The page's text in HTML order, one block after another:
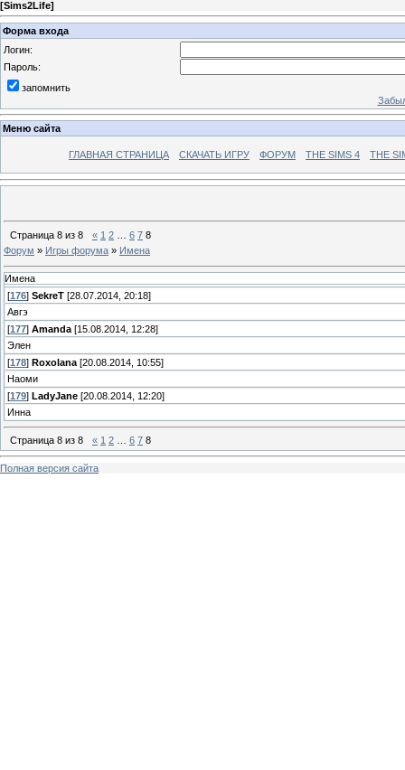
[Sims2Life]
Форма входа
Логин:
Пароль:
запомнить
Меню сайта
ГЛАВНАЯ СТРАНИЦА СКАЧАТЬ ИГРУ ФОРУМ THE SIMS 4 THE
Страница 8 из 8 « 1 2 6 7 8
Форум » Игры форума » Имена
Имена
[176] SekreТ [28.07.2014, 20:18]
Авгэ
[177] Amanda [15.08.2014, 12:28]
Элен
[178] Roxolana [20.08.2014, 10:55]
Наоми
[179] LadyJane [20.08.2014, 12:20]
Инна
Страница 8 из 8 « 1 2 6 7 8
Полная версия сайта